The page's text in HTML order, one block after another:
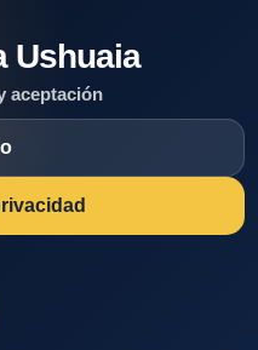
Ushuaia
aceptación